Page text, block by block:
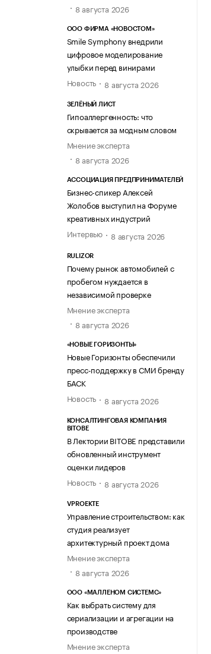
8 августа 2026
ООО ФИРМА «НОВОСТОМ»
Smile Symphony внедрили
цифровое моделирование
улыбки перед винирами
Новость
8 августа 2026
ЗЕЛЁНЫЙ ЛИСТ
Гипоаллергенность: что
скрывается за модным словом
Мнение эксперта
8 августа 2026
АССОЦИАЦИЯ ПРЕДПРИНИМАТЕЛЕЙ
Бизнес-спикер Алексей
Жолобов выступил на Форуме
креативных индустрий
Интервью
8 августа 2026
RULIZOR
Почему рынок автомобилей с
пробегом нуждается в
независимой проверке
Мнение эксперта
8 августа 2026
«НОВЫЕ ГОРИЗОНТЫ»
Новые Горизонты обеспечили
пресс-поддержку в СМИ бренду
БАСК
Новость
8 августа 2026
КОНСАЛТИНГОВАЯ КОМПАНИЯ
BITOBE
В Лектории BITOBE представили
обновленный инструмент
оценки лидеров
Новость
8 августа 2026
VPROEKTE
Управление строительством: как
студия реализует
архитектурный проект дома
Мнение эксперта
8 августа 2026
ООО «МАЛЛЕНОМ СИСТЕМС»
Как выбрать систему для
сериализации и агрегации на
производстве
Мнение эксперта